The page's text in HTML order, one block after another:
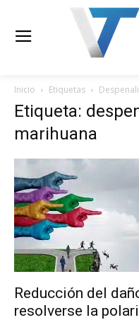
Inicio Etiquetas
Etiqueta:
marihuana
Reducción del
resolverse la